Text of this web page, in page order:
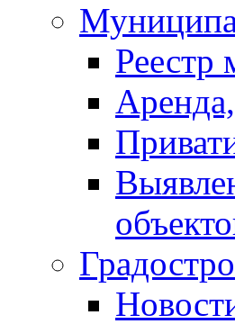
Реестр